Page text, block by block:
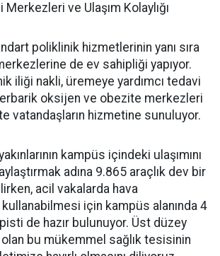
Merkezleri ve Ulaşım Kolaylığı
poliklinik hizmetlerinin yanı sıra
de ev sahipliği yapıyor.
iliği nakli, üremeye yardımcı tedavi
oksijen ve obezite merkezleri
vatandaşların hizmetine sunuluyor.
kampüs içindeki ulaşımını
adına 9.865 araçlık dev bir
acil vakalarda hava
kullanabilmesi için kampüs alanında 4
de hazır bulunuyor. Üst düzey
bu mükemmel sağlık tesisinin